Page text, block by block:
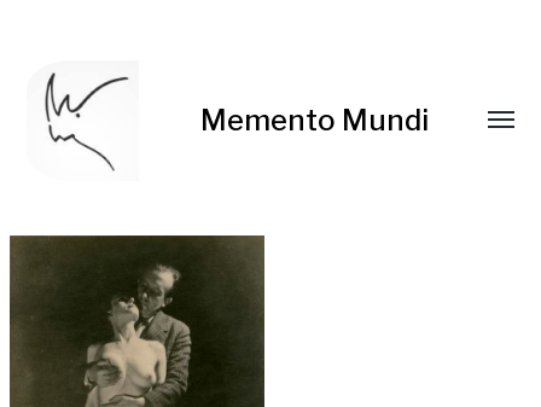
Memento Mundi